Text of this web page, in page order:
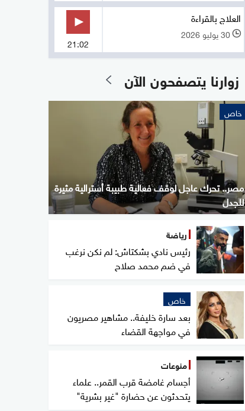
العلاج بالقراءة
l 30 يوليو 2026
21:02
زوارنا يتصفحون الآن
خاص
مصر.. تحرك عاجل لوقف فعالية طبيبة أسترالية مثيرة
للجدل
رياضة
رئيس نادي بشكتاش: لم نكن نرغب
في ضم محمد صلاح
خاص
بعد سارة خليفة.. مشاهير مصريون
في مواجهة القضاء
منوعات
أجسام غامضة قرب القمر.. علماء
يتحدثون عن حضارة "غير بشرية"